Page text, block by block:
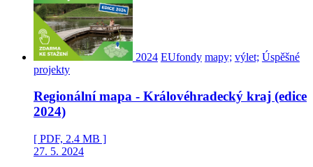
2024 EUfondy mapy; výlet; Úspěšné
projekty
Regionální mapa - Královéhradecký kraj (edice
2024)
[ PDF, 2.4 MB ]
27. 5. 2024